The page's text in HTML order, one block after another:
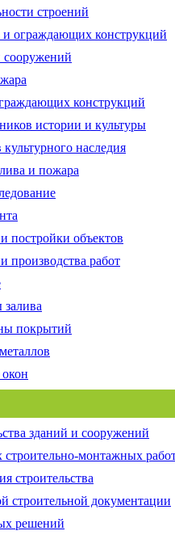
строений
и ограждающих конструкций
сооружений
конструкций
истории и культуры
наследия
и пожара
постройки объектов
производства работ
покрытий
зданий и сооружений
монтажных
строительства
строительной документации
решений